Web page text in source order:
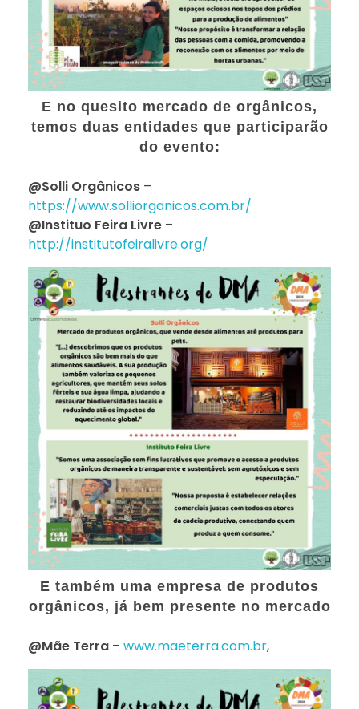
E no quesito mercado de orgânicos,
temos duas entidades que participarão
do evento:
@Solli Orgânicos –
https://www.solliorganicos.com.br/
@Instituo Feira Livre –
http://institutofeiralivre.org/
E também uma empresa de produtos
orgânicos, já bem presente no mercado
@Mãe Terra – www.maeterra.com.br,